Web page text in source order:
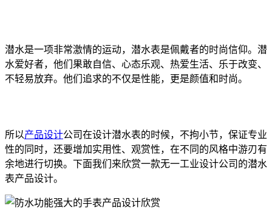
潜水是一项非常激情的运动，潜水表是佩戴者的时尚信仰。潜
水爱好者，他们果敢自信、心态乐观、热爱生活、乐于改变、
不轻易放弃。他们追求的不仅是性能，更是颜值和时尚。
所以产品设计公司在设计潜水表的时候，不拘小节，保证专业
性的同时，还要增加实用性、观赏性，在不同的风格中游刃有
余地进行切换。下面我们来欣赏一款无一工业设计公司的潜水
表产品设计。